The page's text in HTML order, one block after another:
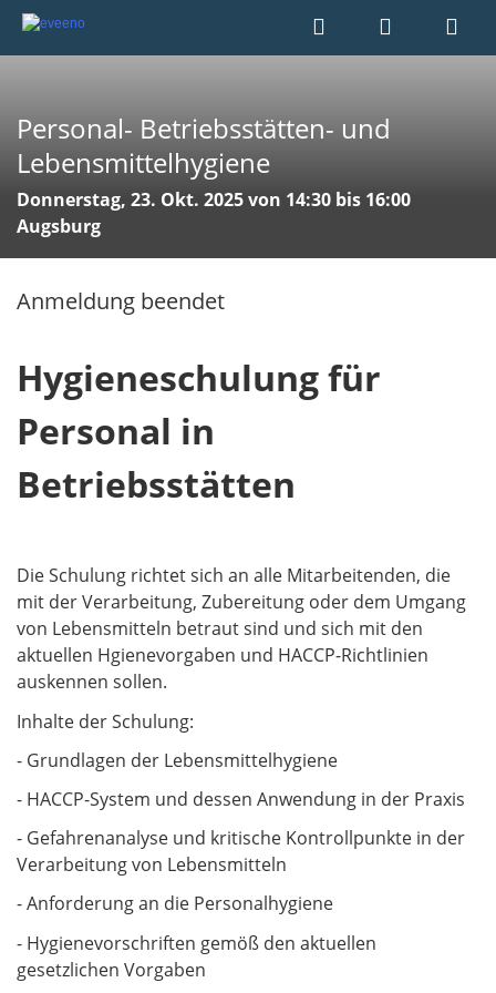
Personal- Betriebsstätten- und
Lebensmittelhygiene
Donnerstag, 23. Okt. 2025 von 14:30 bis 16:00
Augsburg
Anmeldung beendet
Hygieneschulung für
Personal in
Betriebsstätten
Die Schulung richtet sich an alle Mitarbeitenden, die
mit der Verarbeitung, Zubereitung oder dem Umgang
von Lebensmitteln betraut sind und sich mit den
aktuellen Hgienevorgaben und HACCP-Richtlinien
auskennen sollen.
Inhalte der Schulung:
- Grundlagen der Lebensmittelhygiene
- HACCP-System und dessen Anwendung in der Praxis
- Gefahrenanalyse und kritische Kontrollpunkte in der
Verarbeitung von Lebensmitteln
- Anforderung an die Personalhygiene
- Hygienevorschriften gemöß den aktuellen
gesetzlichen Vorgaben